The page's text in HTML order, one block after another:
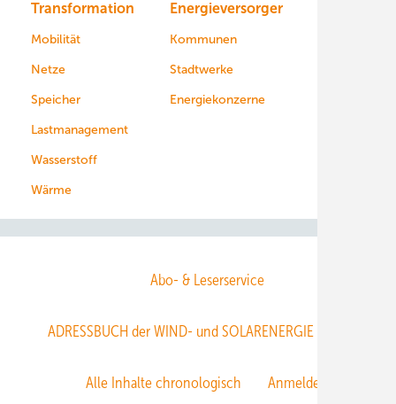
Transformation
Mobilität
Netze
Speicher
Lastmanagement
Wasserstoff
Wärme
Energieversorger
Kommunen
Stadtwerke
Energiekonzerne
Abo- & Leserservice
ADRESSBUCH der WIND- und SOLARENERGIE
Alle Inhalte chronologisch Anmelden